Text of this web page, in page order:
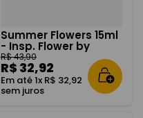
Summer Flowers 15ml
- Insp. Flower by
Kenz.o
R$43,90
R$ 32,92
Em até1x R$ 32,92
sem juros